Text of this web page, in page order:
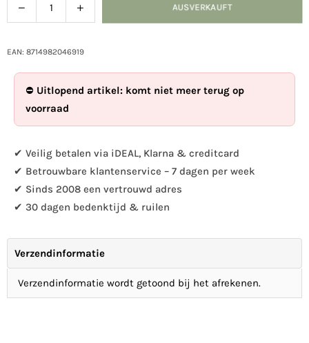
Verringern
Sie
Menge
Blumentopf
Vögel
Rostfarbe
Menge
für
Blumentopf
erhöhen
AUSVERKAUFT
EAN: 8714982046919
⛔ Uitlopend artikel: komt niet meer terug op
voorraad
✔ Veilig betalen via iDEAL, Klarna & creditcard
✔ Betrouwbare klantenservice – 7 dagen per week
✔ Sinds 2008 een vertrouwd adres
✔ 30 dagen bedenktijd & ruilen
Verzendinformatie
Verzendinformatie wordt getoond bij het afrekenen.